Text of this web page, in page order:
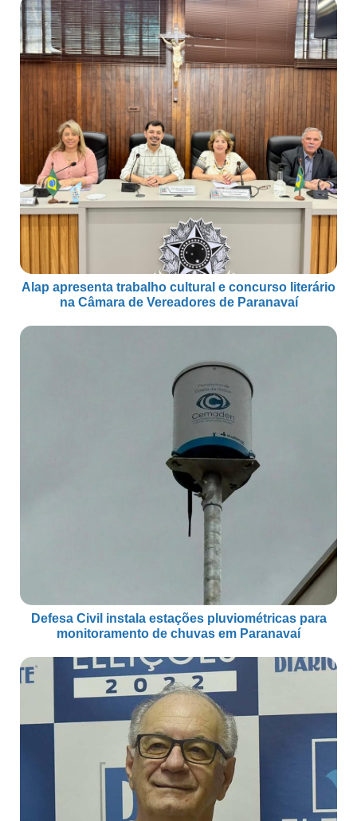
Alap apresenta trabalho cultural e concurso literário
na Câmara de Vereadores de Paranavaí
Defesa Civil instala estações pluviométricas para
monitoramento de chuvas em Paranavaí